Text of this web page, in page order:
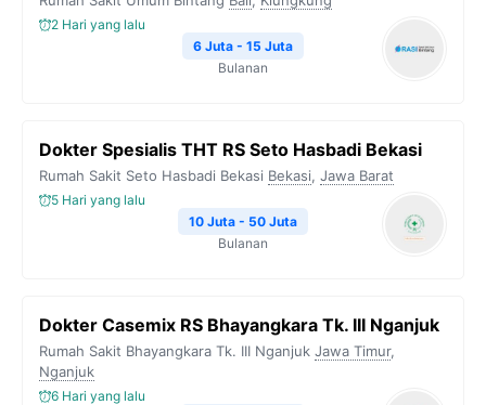
2 Hari yang lalu
6 Juta - 15 Juta
Bulanan
Dokter Spesialis THT RS Seto Hasbadi Bekasi
Rumah Sakit Seto Hasbadi Bekasi Bekasi, Jawa Barat
5 Hari yang lalu
10 Juta - 50 Juta
Bulanan
Dokter Casemix RS Bhayangkara Tk. III Nganjuk
Rumah Sakit Bhayangkara Tk. III Nganjuk Jawa Timur,
Nganjuk
6 Hari yang lalu